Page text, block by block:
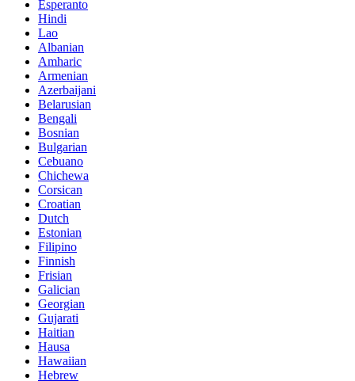
Esperanto
Hindi
Lao
Albanian
Amharic
Armenian
Azerbaijani
Belarusian
Bengali
Bosnian
Bulgarian
Cebuano
Chichewa
Corsican
Croatian
Dutch
Estonian
Filipino
Finnish
Frisian
Galician
Georgian
Gujarati
Haitian
Hausa
Hawaiian
Hebrew